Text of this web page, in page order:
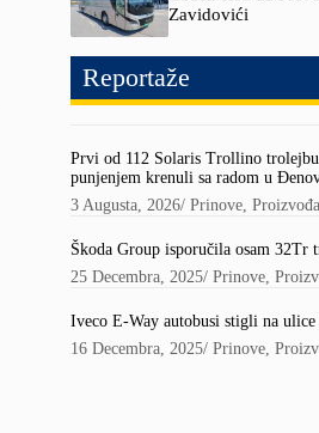
Zavidovići
Reportaže
Prvi od 112 Solaris Trollino
punjenjem krenuli sa radom u
3 Augusta, 2026/Prinove,
Škoda Group isporučila osam 32Tr
25 Decembra, 2025/Prinove,
Iveco E-Way autobusi stigli na
16 Decembra, 2025/Prinove,